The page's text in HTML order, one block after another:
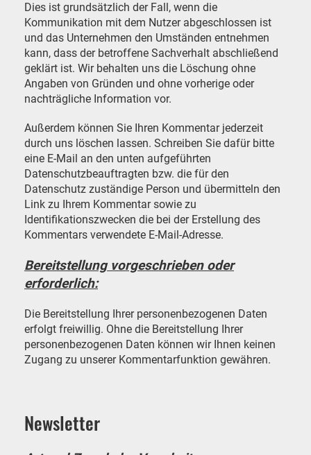
Dies ist grundsätzlich der Fall, wenn die
Kommunikation mit dem Nutzer abgeschlossen ist
und das Unternehmen den Umständen entnehmen
kann, dass der betroffene Sachverhalt abschließend
geklärt ist. Wir behalten uns die Löschung ohne
Angaben von Gründen und ohne vorherige oder
nachträgliche Information vor.
Außerdem können Sie Ihren Kommentar jederzeit
durch uns löschen lassen. Schreiben Sie dafür bitte
eine E-Mail an den unten aufgeführten
Datenschutzbeauftragten bzw. die für den
Datenschutz zuständige Person und übermitteln den
Link zu Ihrem Kommentar sowie zu
Identifikationszwecken die bei der Erstellung des
Kommentars verwendete E-Mail-Adresse.
Bereitstellung vorgeschrieben oder
erforderlich:
Die Bereitstellung Ihrer personenbezogenen Daten
erfolgt freiwillig. Ohne die Bereitstellung Ihrer
personenbezogenen Daten können wir Ihnen keinen
Zugang zu unserer Kommentarfunktion gewähren.
Newsletter